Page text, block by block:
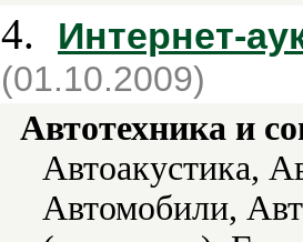
4. Интернет-
(01.10.2009)
Автотехника и
Автоакустика,
Автомобили,